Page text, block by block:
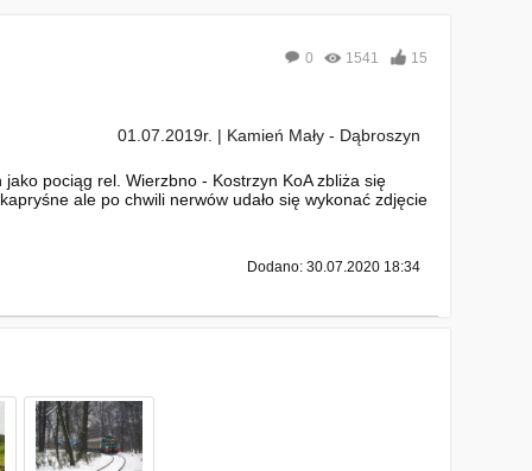
0 1541 15
01.07.2019r. | Kamień Mały - Dąbroszyn
jako pociąg rel. Wierzbno - Kostrzyn KoA zbliża się
ale po chwili nerwów udało się wykonać zdjęcie
Dodano: 30.07.2020 18:34